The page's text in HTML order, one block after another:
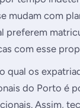
mudam com
preferem
com esse
qual os
do Porto é
Assim,